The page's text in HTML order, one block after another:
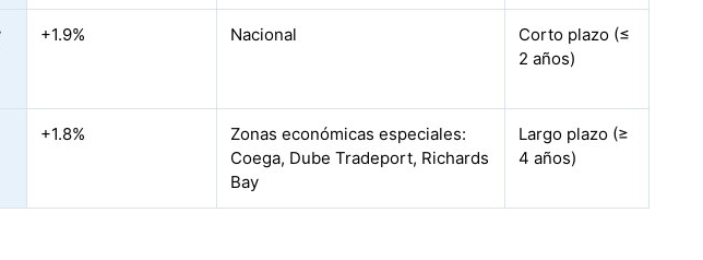
+1.9% Nacional
Corto plazo (≤
2 años)
+1.8%
Zonas económicas especiales:
Coega, Dube Tradeport, Richards
Bay
Largo plazo (≥
4 años)